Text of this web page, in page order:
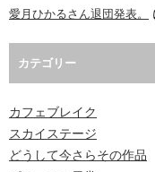
愛月ひかるさん退団発表。
カテゴリー
カフェブレイク
スカイステージ
どうして今さらその作品